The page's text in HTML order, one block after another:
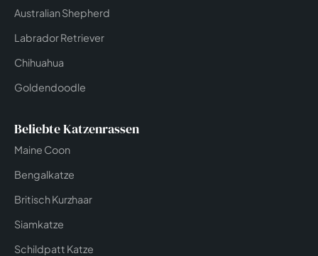
Australian Shepherd
Labrador Retriever
Chihuahua
Goldendoodle
Beliebte Katzenrassen
Maine Coon
Bengalkatze
Britisch Kurzhaar
Siamkatze
Schildpatt Katze